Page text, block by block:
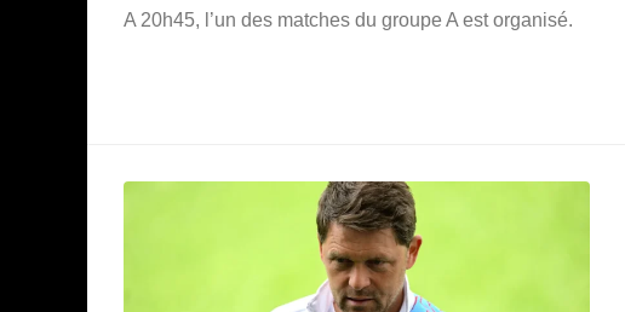
A 20h45, l’un des matches du groupe A est organisé.